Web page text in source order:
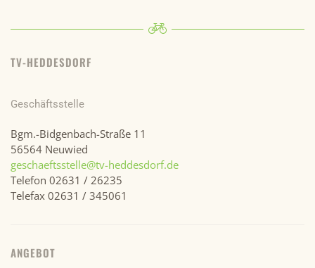
TV-HEDDESDORF
Geschäftsstelle
Bgm.-Bidgenbach-Straße 11
56564 Neuwied
geschaeftsstelle@tv-heddesdorf.de
Telefon 02631 / 26235
Telefax 02631 / 345061
ANGEBOT